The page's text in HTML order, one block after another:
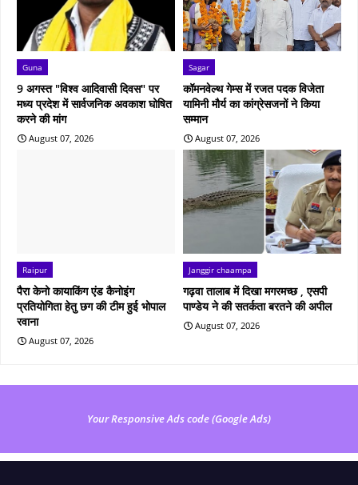
Guna
9 अगस्त "विश्व आदिवासी दिवस" पर
मध्य प्रदेश में सार्वजनिक अवकाश घोषित
करने की मांग
August 07, 2026
Sagar
कॉमनवेल्थ गेम्स में रजत पदक विजेता
यामिनी मौर्य का कांग्रेसजनों ने किया
सम्मान
August 07, 2026
Raipur
पैरा केनो कायाकिंग एंड कैनोइंग
प्रतियोगिता हेतु छग की टीम हुई भोपाल
रवाना
August 07, 2026
Janggir chaampa
गढ़वा तालाब में दिखा मगरमच्छ , एसपी
पाण्डेय ने की सतर्कता बरतने की अपील
August 07, 2026
Your Responsive Ads code (Google Ads)